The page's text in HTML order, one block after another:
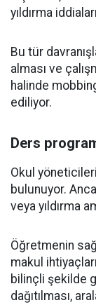
yıldırma
Bu tür
alması ve
halinde
ediliyor.
Ders
Okul
bulunuyor.
veya yıldırma
Öğretmenin
makul
bilinçli şekilde
dağıtılması,